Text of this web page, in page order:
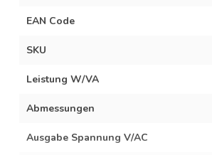
EAN Code
SKU
Leistung W/VA
Abmessungen
Ausgabe Spannung V/AC